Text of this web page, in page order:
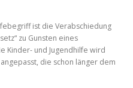
ist die Verabschiedung
zu Gunsten eines
Kinder- und Jugendhilfe wird
die schon länger dem